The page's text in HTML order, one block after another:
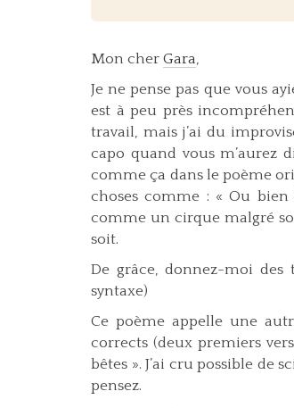
Mon cher Gara,
Je ne pense pas que vous
est à peu près
travail, mais j’ai du
capo quand vous m’aurez
comme ça dans le poème
choses comme : « Ou
comme un cirque malgré
soit.
De grâce, donnez-moi
syntaxe)
Ce poème appelle une
corrects (deux premiers
bêtes ». J’ai cru possible de
pensez.